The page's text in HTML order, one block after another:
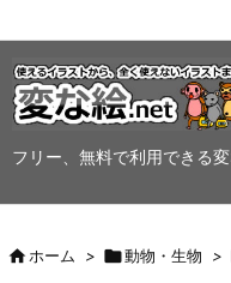
フリー、無料で利用できる
ホーム > 動物・生物 >